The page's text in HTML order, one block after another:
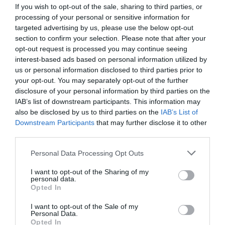
If you wish to opt-out of the sale, sharing to third parties, or
processing of your personal or sensitive information for
targeted advertising by us, please use the below opt-out
section to confirm your selection. Please note that after your
opt-out request is processed you may continue seeing
interest-based ads based on personal information utilized by
us or personal information disclosed to third parties prior to
your opt-out. You may separately opt-out of the further
disclosure of your personal information by third parties on the
IAB’s list of downstream participants. This information may
also be disclosed by us to third parties on the IAB’s List of
Downstream Participants that may further disclose it to other
Personal Data Processing Opt Outs
I want to opt-out of the Sharing of my
personal data.
Opted In
I want to opt-out of the Sale of my
Personal Data.
Opted In
reposer en paix, ils avaient désormais de vaillants
remplaçants.
Et depuis lors, on ne peut plus respirer. Combien de
films et de séries américaines avons-nous vu défiler
devant nos yeux fatigués avec, toujours, les mêmes
ennemis désignés, tout droit sortis des zones tribales
qui jouxtent l’Afghanistan, des écoles coraniques
d’Islamabad ou du grand bazar du Caire ou de
Téhéran?
film choc «Zero Dark Thirty» met en scène la traque et
la mort d’Oussama Ben Laden. Et si le film suscite des
polémiques aux Etats-Unis, ce n’est pas parce que